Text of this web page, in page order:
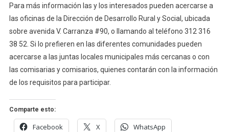
Para más información las y los interesados pueden acercarse a
las oficinas de la Dirección de Desarrollo Rural y Social, ubicada
sobre avenida V. Carranza #90, o llamando al teléfono 312 316
38 52. Si lo prefieren en las diferentes comunidades pueden
acercarse a las juntas locales municipales más cercanas o con
las comisarias y comisarios, quienes contarán con la información
de los requisitos para participar.
Comparte esto:
Facebook X WhatsApp